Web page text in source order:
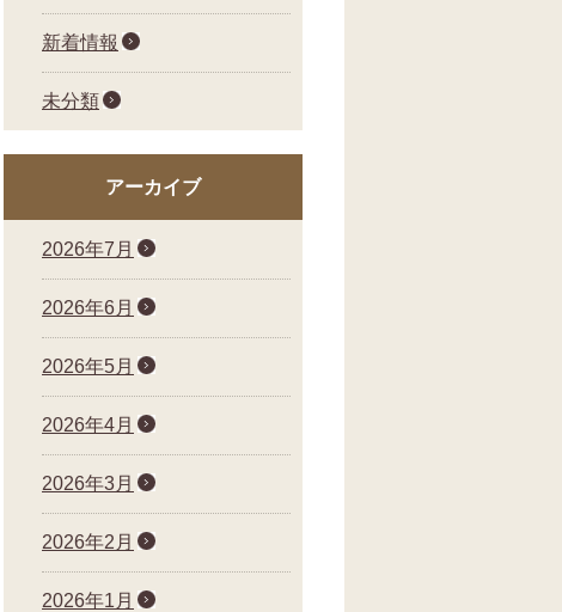
新着情報
未分類
アーカイブ
2026年7月
2026年6月
2026年5月
2026年4月
2026年3月
2026年2月
2026年1月